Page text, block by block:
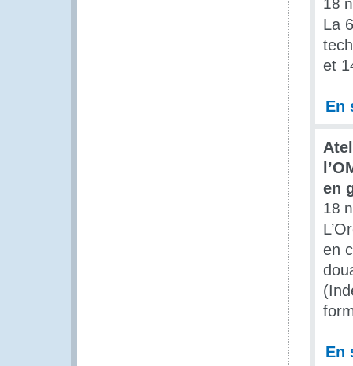
18
La
et
En
en
18
en
En